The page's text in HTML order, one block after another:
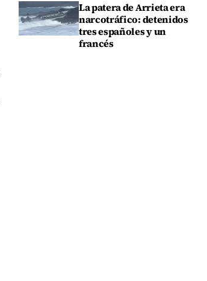
La patera de Arrieta era
narcotráfico: detenidos
tres españoles y un
francés